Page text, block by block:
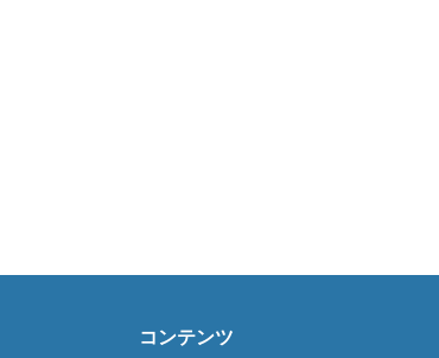
コンテンツ